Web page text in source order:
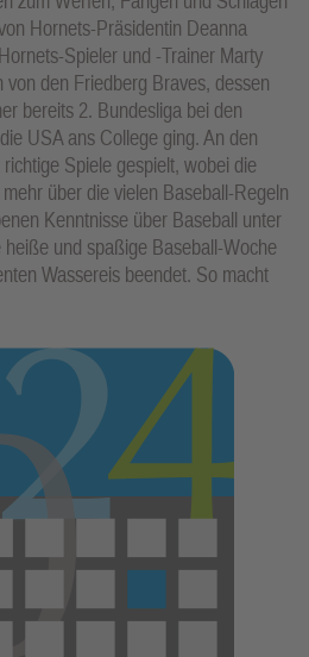
Hornets-Präsidentin Deanna
Spieler und -Trainer Marty
den Friedberg Braves, dessen
bereits 2. Bundesliga bei den
USA ans College ging. An den
Spiele gespielt, wobei die
über die vielen Baseball-Regeln
Kenntnisse über Baseball unter
und spaßige Baseball-Woche
Wassereis beendet. So macht